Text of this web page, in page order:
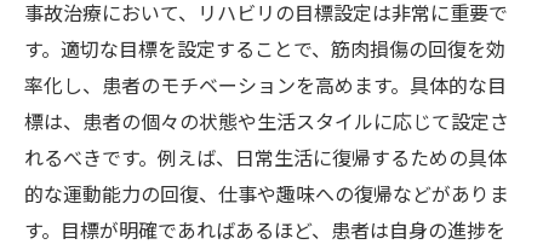
事故治療において、リハビリの目標設定は非常に重要で
す。適切な目標を設定することで、筋肉損傷の回復を効
率化し、患者のモチベーションを高めます。具体的な目
標は、患者の個々の状態や生活スタイルに応じて設定さ
れるべきです。例えば、日常生活に復帰するための具体
的な運動能力の回復、仕事や趣味への復帰などがありま
す。目標が明確であればあるほど、患者は自身の進捗を